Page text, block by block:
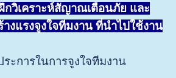
กวิเคราะห์สัญาณเตือนภัย และ
งแรงจูงใจทีมงาน ที่นำไปใช้งาน
ระการในการจูงใจทีมงาน